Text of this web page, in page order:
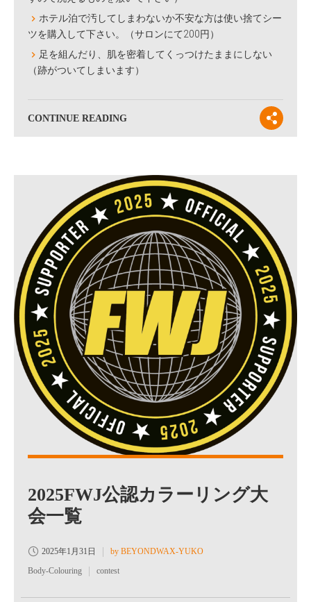
ホテル泊で汚してしまわないか不安な方は使い捨てシー
ツを購入して下さい。（サロンにて200円）
足を組んだり、肌を密着してくっつけたままにしない
（跡がついてしまいます）
CONTINUE READING
2025FWJ公認カラーリング大
会一覧
2025年1月31日
by BEYONDWAX-YUKO
Body-Colouring
contest